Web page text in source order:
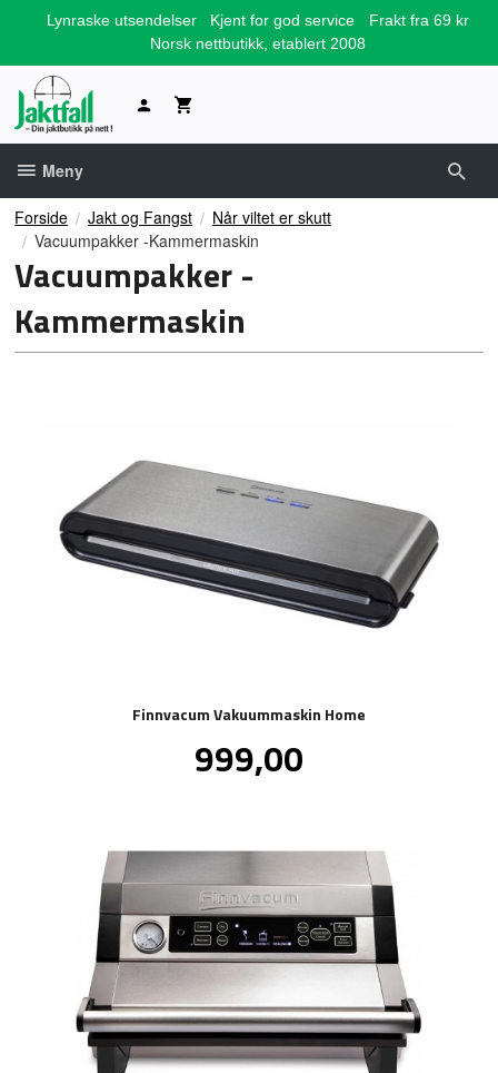
Lynraske utsendelser Kjent for god service
Frakt fra 69 kr
Norsk nettbutikk, etablert 2008
Meny
Forside Jakt og Fangst
Når viltet er skutt
Vacuumpakker -Kammermaskin
Vacuumpakker -
Kammermaskin
Finnvacum Vakuummaskin Home
Pris
999,00